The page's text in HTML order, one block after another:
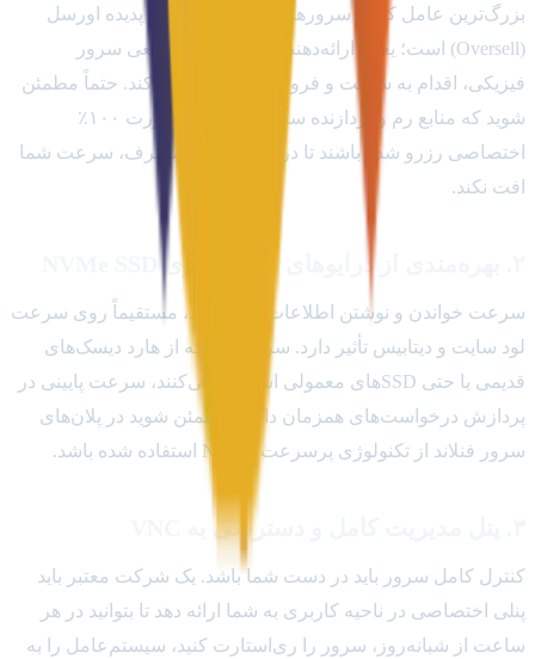
بزرگ‌ترین عامل کندی سرورهای مجازی در بازار، پدیده اورسل
(Oversell) است؛ یعنی ارائه‌دهنده بیش از توان واقعی سرور
فیزیکی، اقدام به ساخت و فروش سرور مجازی کند. حتماً مطمئن
شوید که منابع رم و پردازنده سرویس شما به صورت ۱۰۰٪
اختصاصی رزرو شده باشند تا در ساعات اوج مصرف، سرعت شما
افت نکند.
سرعت خواندن و نوشتن اطلاعات روی هارد، مستقیماً روی سرعت
لود سایت و دیتابیس تأثیر دارد. سرورهایی که از هارد دیسک‌های
قدیمی یا حتی SSDهای معمولی استفاده می‌کنند، سرعت پایینی در
پردازش درخواست‌های همزمان دارند. مطمئن شوید در پلان‌های
سرور فنلاند از تکنولوژی پرسرعت NVMe استفاده شده باشد.
کنترل کامل سرور باید در دست شما باشد. یک شرکت معتبر باید
پنلی اختصاصی در ناحیه کاربری به شما ارائه دهد تا بتوانید در هر
ساعت از شبانه‌روز، سرور را ری‌استارت کنید، سیستم‌عامل را به